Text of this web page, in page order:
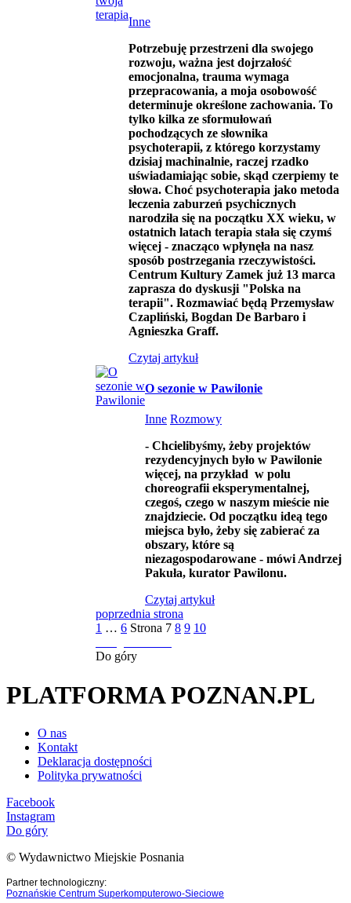
Inne
Potrzebuję przestrzeni dla swojego
rozwoju, ważna jest dojrzałość
emocjonalna, trauma wymaga
przepracowania, a moja osobowość
determinuje określone zachowania. To
tylko kilka ze sformułowań
pochodzących ze słownika
psychoterapii, z którego korzystamy
dzisiaj machinalnie, raczej rzadko
uświadamiając sobie, skąd czerpiemy te
słowa. Choć psychoterapia jako metoda
leczenia zaburzeń psychicznych
narodziła się na początku XX wieku, w
ostatnich latach terapia stała się czymś
więcej - znacząco wpłynęła na nasz
sposób postrzegania rzeczywistości.
Centrum Kultury Zamek już 13 marca
zaprasza do dyskusji "Polska na
terapii". Rozmawiać będą Przemysław
Czapliński, Bogdan De Barbaro i
Agnieszka Graff.
Czytaj artykuł
O sezonie w Pawilonie
Inne Rozmowy
- Chcielibyśmy, żeby projektów
rezydencyjnych było w Pawilonie
więcej, na przykład w polu
choreografii eksperymentalnej,
czegoś, czego w naszym mieście nie
znajdziecie. Od początku ideą tego
miejsca było, żeby się zabierać za
obszary, które są
niezagospodarowane - mówi Andrzej
Pakuła, kurator Pawilonu.
Czytaj artykuł
poprzednia strona
1 … 6 Strona 7 8 9 10
Do góry
PLATFORMA POZNAN.PL
O nas
Kontakt
Deklaracja dostępności
Polityka prywatności
Facebook
Instagram
Do góry
© Wydawnictwo Miejskie Posnania
Partner technologiczny:
Poznańskie Centrum Superkomputerowo-Sieciowe